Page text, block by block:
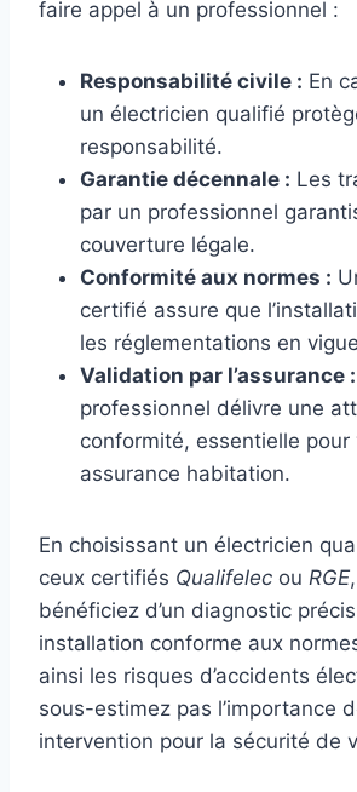
faire appel à un professionnel :
Responsabilité civile : En
un électricien qualifié
responsabilité.
Garantie décennale : Les
par un professionnel
couverture légale.
Conformité aux normes :
certifié assure que
les réglementations en
Validation par l’assurance :
professionnel délivre une
conformité, essentielle pour
assurance habitation.
En choisissant un électricien
ceux certifiés Qualifelec ou RGE
bénéficiez d’un diagnostic précis
installation conforme aux
ainsi les risques d’accidents
sous-estimez pas l’importance
intervention pour la sécurité de